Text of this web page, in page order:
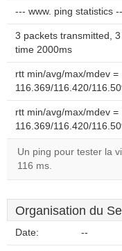
--- www. ping statistics
3 packets transmitted,
time 2000ms
rtt min/avg/max/mdev =
116.369/116.420/
rtt min/avg/max/mdev =
116.369/116.420/
Un ping pour tester la
116 ms.
Organisation du
Date: --